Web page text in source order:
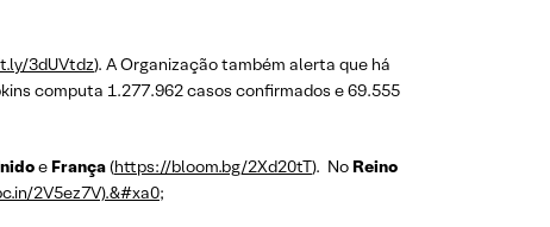
3dUVtdz). A Organização também alerta que há
computa 1.277.962 casos confirmados e 69.555
e França(https://bloom.bg/2Xd20tT). No Reino
2V5ez7V).&#xa0;